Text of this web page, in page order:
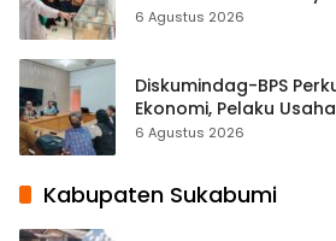
Hampir 500 Koleksi
6 Agustus 2026
Diskumindag-BPS
Ekonomi, Pelaku
Terbuka Beri Data
6 Agustus 2026
Kabupaten Sukabumi